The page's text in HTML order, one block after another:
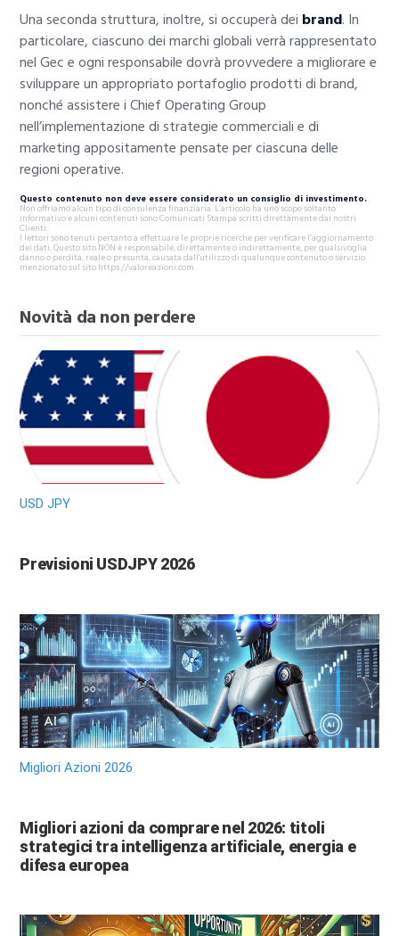
Una seconda struttura, inoltre, si occuperà dei brand. In
particolare, ciascuno dei marchi globali verrà rappresentato
nel Gec e ogni responsabile dovrà provvedere a migliorare e
sviluppare un appropriato portafoglio prodotti di brand,
nonché assistere i Chief Operating Group
nell’implementazione di strategie commerciali e di
marketing appositamente pensate per ciascuna delle
regioni operative.
Questo contenuto non deve essere considerato un consiglio di investimento.
Non offriamo alcun tipo di consulenza finanziaria. L’articolo ha uno scopo soltanto
informativo e alcuni contenuti sono Comunicati Stampa scritti direttamente dai nostri
Clienti.
I lettori sono tenuti pertanto a effettuare le proprie ricerche per verificare l’aggiornamento
dei dati. Questo sito NON è responsabile, direttamente o indirettamente, per qualsivoglia
danno o perdita, reale o presunta, causata dall'utilizzo di qualunque contenuto o servizio
menzionato sul sito https://valoreazioni.com.
Novità da non perdere
USD JPY
Previsioni USDJPY 2026
Migliori Azioni 2026
Migliori azioni da comprare nel 2026: titoli
strategici tra intelligenza artificiale, energia e
difesa europea